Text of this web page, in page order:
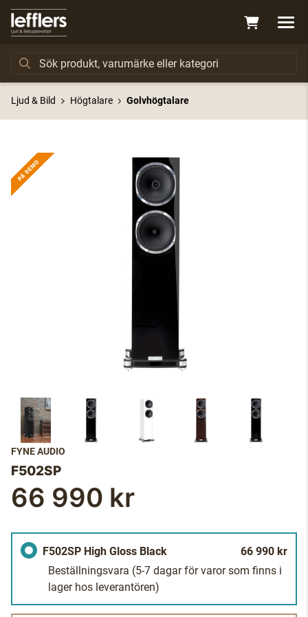
Ljud & Bild Högtalare Golvhögtalare
FYNE AUDIO
F502SP
66 990 kr
F502SP High Gloss Black
66 990 kr
Beställningsvara (5-7 dagar för varor som finns i
lager hos leverantören)